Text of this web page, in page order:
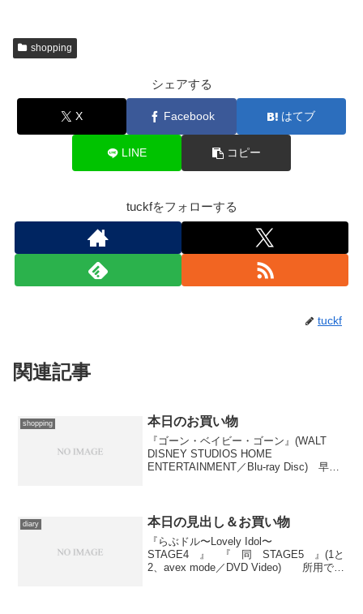
shopping
シェアする
X Facebook はてブ
LINE コピー
tuckfをフォローする
tuckf
関連記事
shopping 本日のお買い物
『ゴーン・ベイビー・ゴーン』(WALT
DISNEY STUDIOS HOME
ENTERTAINMENT／Blu-ray Disc) 早狩
diary 本日の見出し＆お買い物
『らぶドル〜Lovely Idol〜
STAGE4 』 『 同 STAGE5 』(1と
2、avex mode／DVD Video) 所用で出